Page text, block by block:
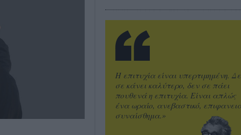
Η επιτυχία είναι υπερτιμημένη.
σε κάνει καλύτερο, δεν σε πάει
πουθενά η επιτυχία. Είναι απλώς
ένα ωραίο, ανεβαστικό,
συναίσθημα.»